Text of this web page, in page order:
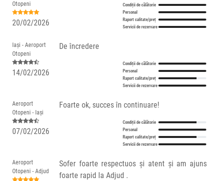
Otopeni
20/02/2026
Condiții de călătorie
Personal
Raport calitate/preț
Servicii de rezervare
Iași - Aeroport
Otopeni
14/02/2026
De încredere
Condiții de călătorie
Personal
Raport calitate/preț
Servicii de rezervare
Aeroport
Otopeni - Iași
07/02/2026
Foarte ok, succes în continuare!
Condiții de călătorie
Personal
Raport calitate/preț
Servicii de rezervare
Aeroport
Otopeni - Adjud
Sofer foarte respectuos și atent și am ajuns
foarte rapid la Adjud .